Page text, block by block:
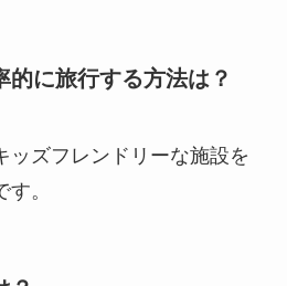
に旅行する方法は？
ッズフレンドリーな施設を
。